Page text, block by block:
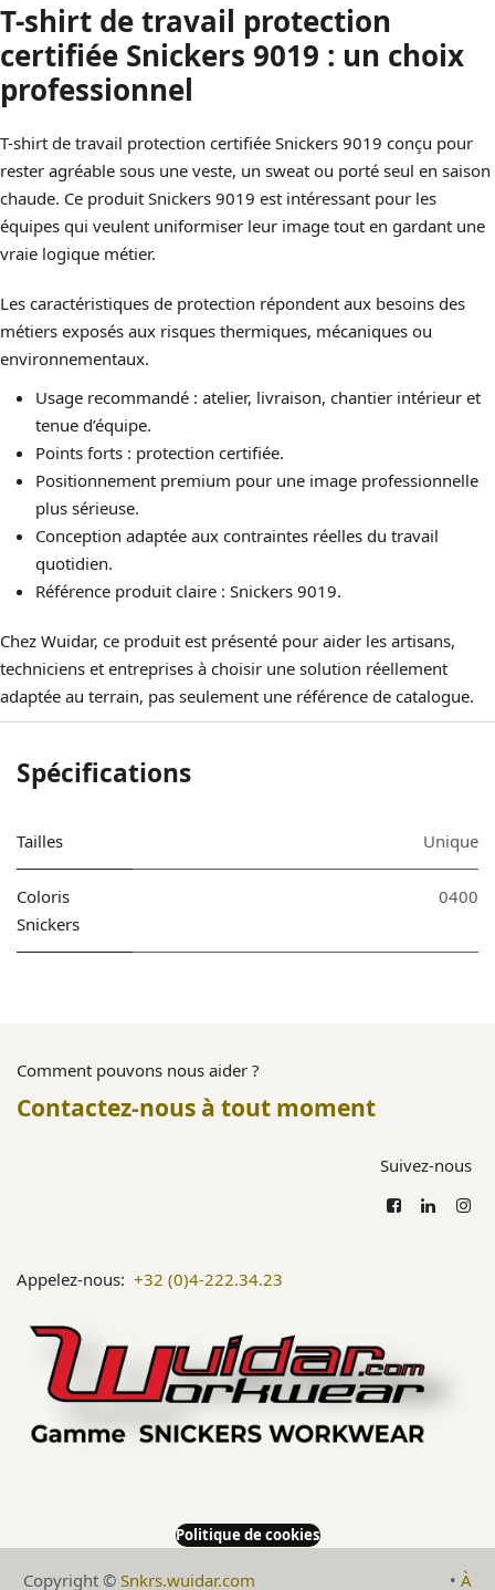
T-shirt de travail protection
certifiée Snickers 9019 : un choix
professionnel
T-shirt de travail protection certifiée Snickers 9019 conçu pour
rester agréable sous une veste, un sweat ou porté seul en saison
chaude. Ce produit Snickers 9019 est intéressant pour les
équipes qui veulent uniformiser leur image tout en gardant une
vraie logique métier.
Les caractéristiques de protection répondent aux besoins des
métiers exposés aux risques thermiques, mécaniques ou
environnementaux.
Usage recommandé : atelier, livraison, chantier intérieur et
tenue d’équipe.
Points forts : protection certifiée.
Positionnement premium pour une image professionnelle
plus sérieuse.
Conception adaptée aux contraintes réelles du travail
quotidien.
Référence produit claire : Snickers 9019.
Chez Wuidar, ce produit est présenté pour aider les artisans,
techniciens et entreprises à choisir une solution réellement
adaptée au terrain, pas seulement une référence de catalogue.
Spécifications
Tailles Unique
Coloris
Snickers
0400
Comment pouvons nous aider ?
Contactez-nous à tout moment
Suivez-nous
Appelez-nous: +32 (0)4-222.34.23
Politique de cookies
Copyright © Snkrs.wuidar.com ​•À